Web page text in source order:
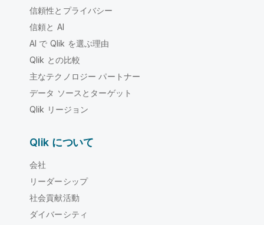
信頼性とプライバシー
信頼と AI
AI で Qlik を選ぶ理由
Qlik との比較
主なテクノロジー パートナー
データ ソースとターゲット
Qlik リージョン
Qlik について
会社
リーダーシップ
社会貢献活動
ダイバーシティ